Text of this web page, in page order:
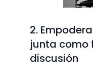
2.
junta como
discusión